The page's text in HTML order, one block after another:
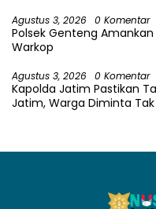
Agustus 3, 2026 0 Komentar
Polsek Genteng
Warkop
Agustus 3, 2026 0 Komentar
Kapolda Jatim Pastikan
Jatim, Warga Diminta Tak